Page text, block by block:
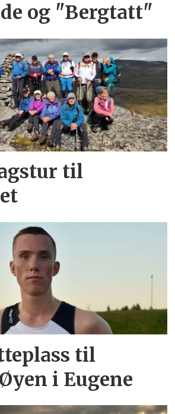
og "Bergtatt"
til
til
i Eugene